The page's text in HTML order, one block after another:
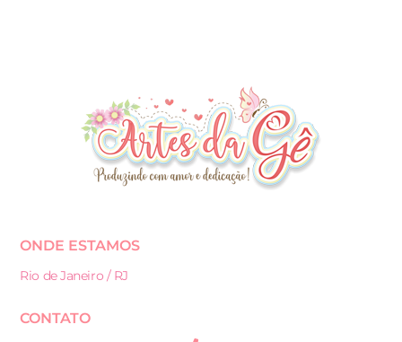
ONDE ESTAMOS
Rio de Janeiro / RJ
CONTATO